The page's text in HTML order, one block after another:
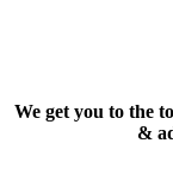
We get you to the
&